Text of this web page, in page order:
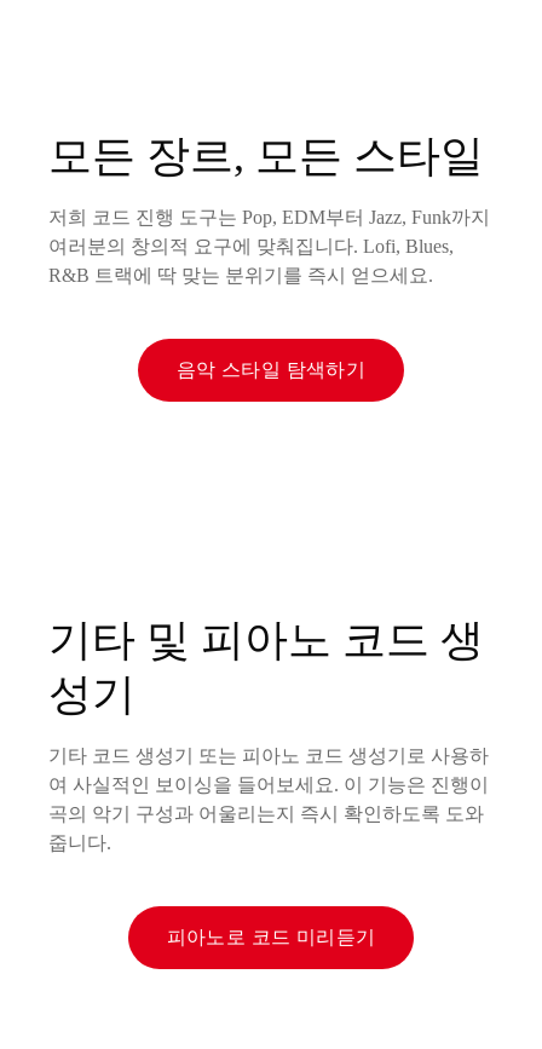
모든 장르, 모든 스타일
저희 코드 진행 도구는 Pop, EDM부터 Jazz, Funk까지
여러분의 창의적 요구에 맞춰집니다. Lofi, Blues,
R&B 트랙에 딱 맞는 분위기를 즉시 얻으세요.
음악 스타일 탐색하기
기타 및 피아노 코드 생
성기
기타 코드 생성기 또는 피아노 코드 생성기로 사용하
여 사실적인 보이싱을 들어보세요. 이 기능은 진행이
곡의 악기 구성과 어울리는지 즉시 확인하도록 도와
줍니다.
피아노로 코드 미리듣기